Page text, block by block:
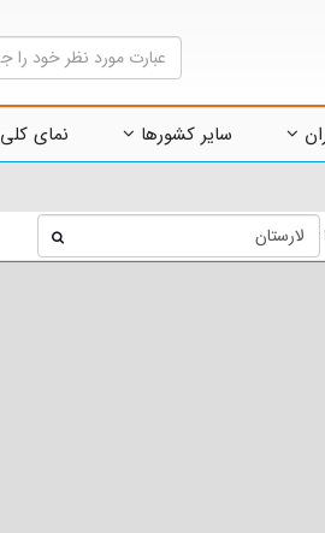
سایر کشورها نمای کلی